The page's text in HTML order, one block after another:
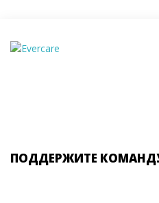
ПОДДЕРЖИТЕ КОМАНДУ